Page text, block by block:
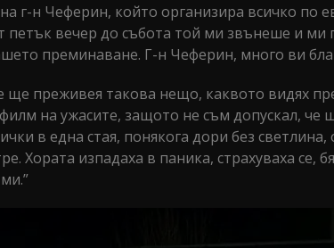
г-н Чеферин, който организира всичко по
вечер до събота той ми звънеше и
преминаване. Г-н Чеферин, много ви
ще преживея такова нещо, каквото видях
на ужасите, защото не съм допускал,
в една стая, понякога дори без светлина,
Хората изпадаха в паника, страхуваха се,